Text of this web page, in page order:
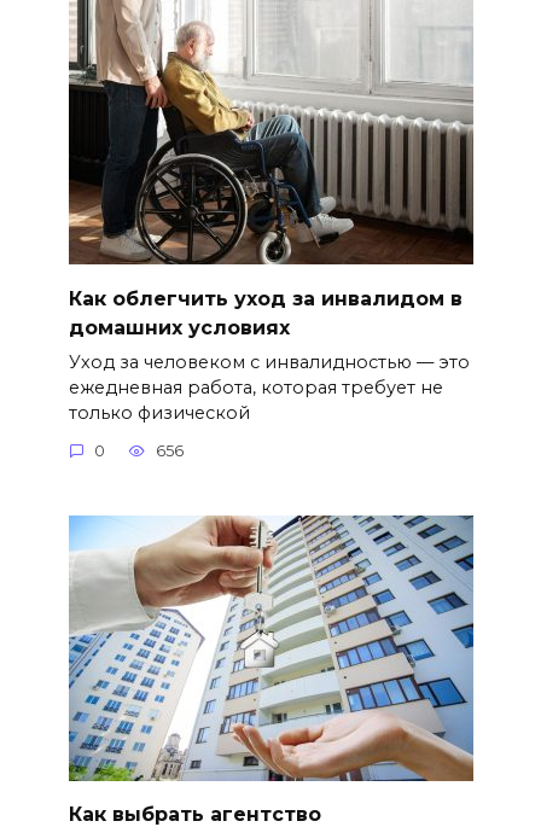
Как облегчить уход за инвалидом в
домашних условиях
Уход за человеком с инвалидностью — это
ежедневная работа, которая требует не
только физической
0 656
Как выбрать агентство